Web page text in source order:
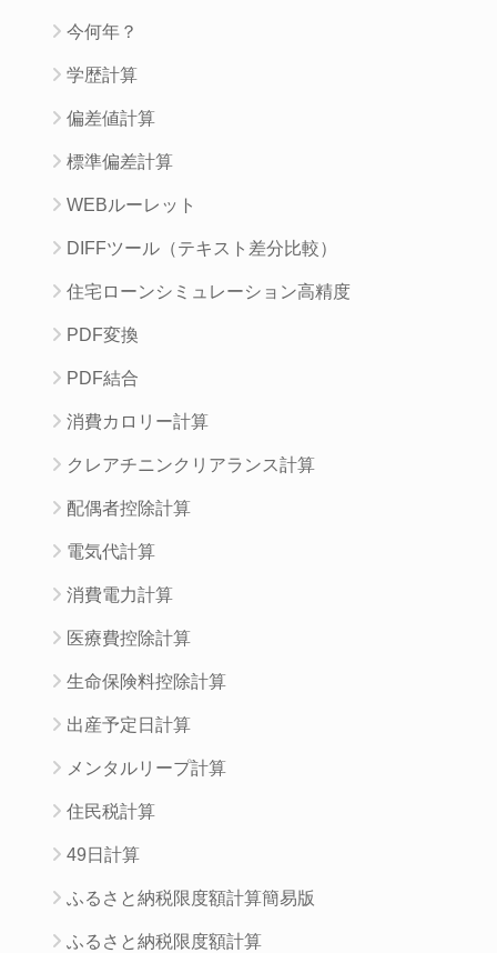
今何年？
学歴計算
偏差値計算
標準偏差計算
WEBルーレット
DIFFツール（テキスト差分比較）
住宅ローンシミュレーション高精度
PDF変換
PDF結合
消費カロリー計算
クレアチニンクリアランス計算
配偶者控除計算
電気代計算
消費電力計算
医療費控除計算
生命保険料控除計算
出産予定日計算
メンタルリープ計算
住民税計算
49日計算
ふるさと納税限度額計算簡易版
ふるさと納税限度額計算